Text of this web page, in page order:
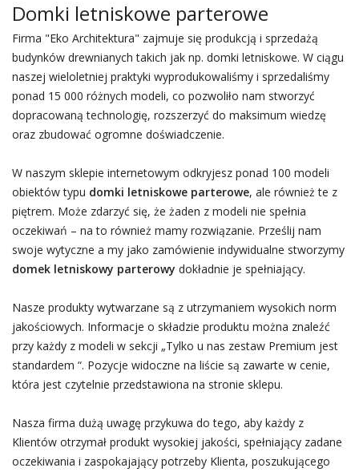
Domki letniskowe parterowe
Firma "Eko Architektura" zajmuje się produkcją i sprzedażą
budynków drewnianych takich jak np. domki letniskowe. W ciągu
naszej wieloletniej praktyki wyprodukowaliśmy i sprzedaliśmy
ponad 15 000 różnych modeli, co pozwoliło nam stworzyć
dopracowaną technologię, rozszerzyć do maksimum wiedzę
oraz zbudować ogromne doświadczenie.
W naszym sklepie internetowym odkryjesz ponad 100 modeli
obiektów typu domki letniskowe parterowe, ale również te z
piętrem. Może zdarzyć się, że żaden z modeli nie spełnia
oczekiwań – na to również mamy rozwiązanie. Prześlij nam
swoje wytyczne a my jako zamówienie indywidualne stworzymy
domek letniskowy parterowy dokładnie je spełniający.
Nasze produkty wytwarzane są z utrzymaniem wysokich norm
jakościowych. Informacje o składzie produktu można znaleźć
przy każdy z modeli w sekcji „Tylko u nas zestaw Premium jest
standardem “. Pozycje widoczne na liście są zawarte w cenie,
która jest czytelnie przedstawiona na stronie sklepu.
Nasza firma dużą uwagę przykuwa do tego, aby każdy z
Klientów otrzymał produkt wysokiej jakości, spełniający zadane
oczekiwania i zaspokajający potrzeby Klienta, poszukującego